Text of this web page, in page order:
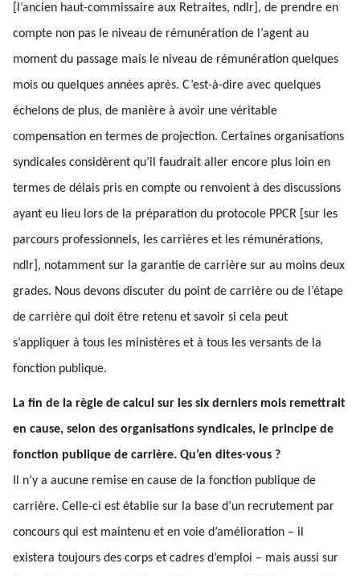
[l’ancien haut-commissaire aux Retraites, ndlr], de prendre en
compte non pas le niveau de rémunération de l’agent au
moment du passage mais le niveau de rémunération quelques
mois ou quelques années après. C’est-à-dire avec quelques
échelons de plus, de manière à avoir une véritable
compensation en termes de projection. Certaines organisations
syndicales considèrent qu’il faudrait aller encore plus loin en
termes de délais pris en compte ou renvoient à des discussions
ayant eu lieu lors de la préparation du protocole PPCR [sur les
parcours professionnels, les carrières et les rémunérations,
ndlr], notamment sur la garantie de carrière sur au moins deux
grades. Nous devons discuter du point de carrière ou de l’étape
de carrière qui doit être retenu et savoir si cela peut
s’appliquer à tous les ministères et à tous les versants de la
fonction publique.
La fin de la règle de calcul sur les six derniers mois remettrait
en cause, selon des organisations syndicales, le principe de
fonction publique de carrière. Qu’en dites-vous ?
Il n’y a aucune remise en cause de la fonction publique de
carrière. Celle-ci est établie sur la base d’un recrutement par
concours qui est maintenu et en voie d’amélioration – il
existera toujours des corps et cadres d’emploi – mais aussi sur